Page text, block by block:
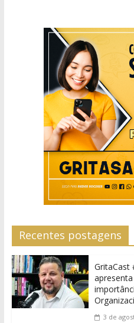
Recentes postagens
GritaCast
3 de